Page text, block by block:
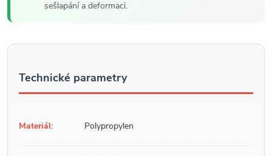
sešlapání a deformaci.
Technické parametry
Materiál: Polypropylen